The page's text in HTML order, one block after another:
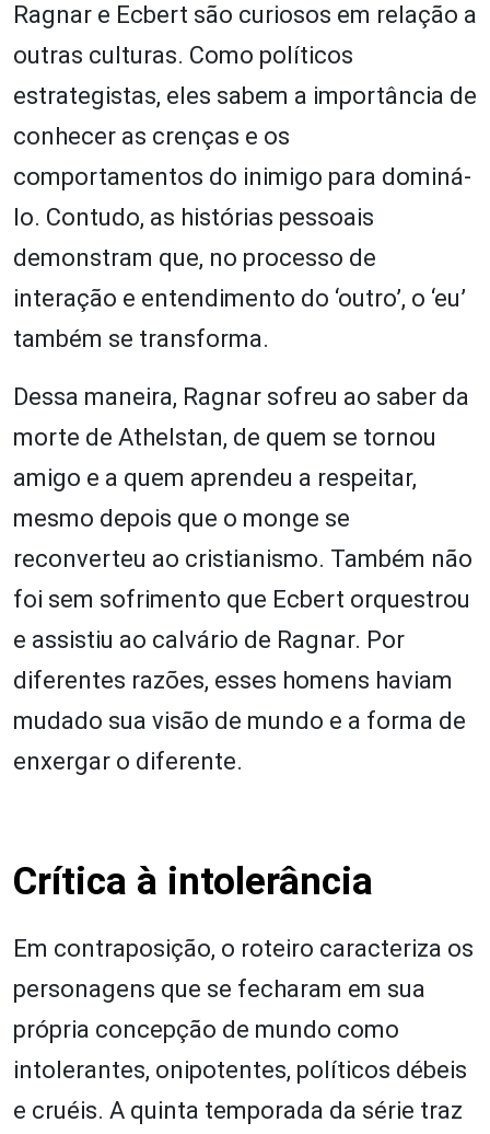
Ragnar e Ecbert são curiosos em relação a
outras culturas. Como políticos
estrategistas, eles sabem a importância de
conhecer as crenças e os
comportamentos do inimigo para dominá-
lo. Contudo, as histórias pessoais
demonstram que, no processo de
interação e entendimento do ‘outro’, o ‘eu’
também se transforma.
Dessa maneira, Ragnar sofreu ao saber da
morte de Athelstan, de quem se tornou
amigo e a quem aprendeu a respeitar,
mesmo depois que o monge se
reconverteu ao cristianismo. Também não
foi sem sofrimento que Ecbert orquestrou
e assistiu ao calvário de Ragnar. Por
diferentes razões, esses homens haviam
mudado sua visão de mundo e a forma de
enxergar o diferente.
Crítica à intolerância
Em contraposição, o roteiro caracteriza os
personagens que se fecharam em sua
própria concepção de mundo como
intolerantes, onipotentes, políticos débeis
e cruéis. A quinta temporada da série traz